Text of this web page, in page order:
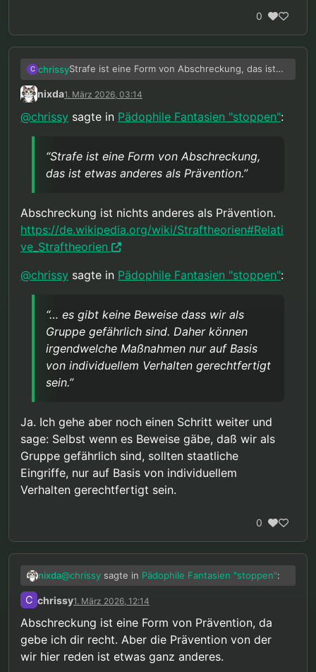
Bevölkerungsgruppen geschlossen werden.
0
C chrissyStrafe ist eine Form von Abschreckung, das ist
etwas anderes als Prävention.
Ausgangspunkt dieser Diskussion war die
uns eine akute Gefahr darstellt, einfach weil wir
gibt, wie ich mehrfach geschrieben habe!
Aber alle meine Aussagen hier müssen unter
dieser Annahme verstanden werden.
In Wirklichkeit hast du natürlich recht, es gibt
sind. Daher können irgendwelche Maßnahmen
nur auf Basis von individuellem Verhalten
gerechtfertigt sein.
nixda1. März 2026, 03:14
@chrissy sagte in Pädophile Fantasien "stoppen":
“Strafe ist eine Form von Abschreckung,
das ist etwas anderes als Prävention.”
Abschreckung ist nichts anderes als Prävention.
https://de.wikipedia.org/wiki/Straftheorien#Relati
ve_Straftheorien
@chrissy sagte in Pädophile Fantasien "stoppen":
“… es gibt keine Beweise dass wir als
Gruppe gefährlich sind. Daher können
irgendwelche Maßnahmen nur auf Basis
von individuellem Verhalten gerechtfertigt
sein.”
Ja. Ich gehe aber noch einen Schritt weiter und
sage: Selbst wenn es Beweise gäbe, daß wir als
Gruppe gefährlich sind, sollten staatliche
Eingriffe, nur auf Basis von individuellem
Verhalten gerechtfertigt sein.
0
nixda@chrissy sagte in Pädophile Fantasien "stoppen":
das ist etwas anderes als Prävention.”
Abschreckung ist nichts anderes als Prävention.
https://de.wikipedia.org/wiki/Straftheorien#Relativ
e_Straftheorien
Pädophile Fantasien "stoppen"
C chrissy1. März 2026, 12:14
Abschreckung ist eine Form von Prävention, da
gebe ich dir recht. Aber die Prävention von der
wir hier reden ist etwas ganz anderes.